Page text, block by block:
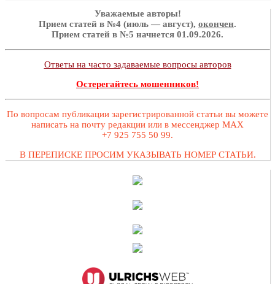
Уважаемые авторы!
Прием статей в №4 (июль — август), окончен.
Прием статей в №5 начнется 01.09.2026.
Ответы на часто задаваемые вопросы авторов
Остерегайтесь мошенников!
По вопросам публикации зарегистрированной статьи вы можете
написать на почту редакции или в мессенджер MAX
+7 925 755 50 99.
В ПЕРЕПИСКЕ ПРОСИМ УКАЗЫВАТЬ НОМЕР СТАТЬИ.